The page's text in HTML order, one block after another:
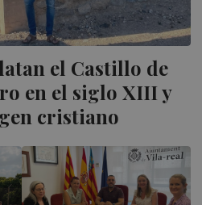
el Castillo de
en el siglo XIII y
cristiano